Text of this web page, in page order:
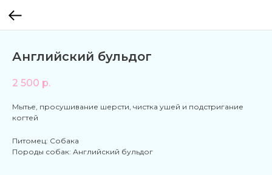
Английский бульдог
2 500 р.
Мытье, просушивание шерсти, чистка ушей и подстригание
когтей
Питомец: Собака
Породы собак: Английский бульдог